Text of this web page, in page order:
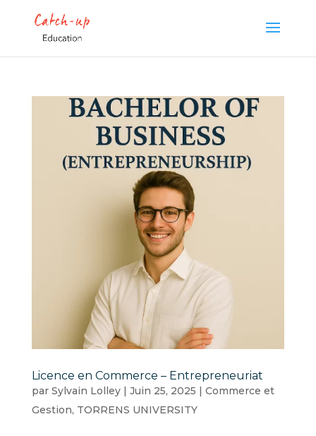
Licence en Commerce – Entrepreneuriat
par Sylvain Lolley| Juin 25, 2025
Commerce et
Gestion, TORRENS UNIVERSITY